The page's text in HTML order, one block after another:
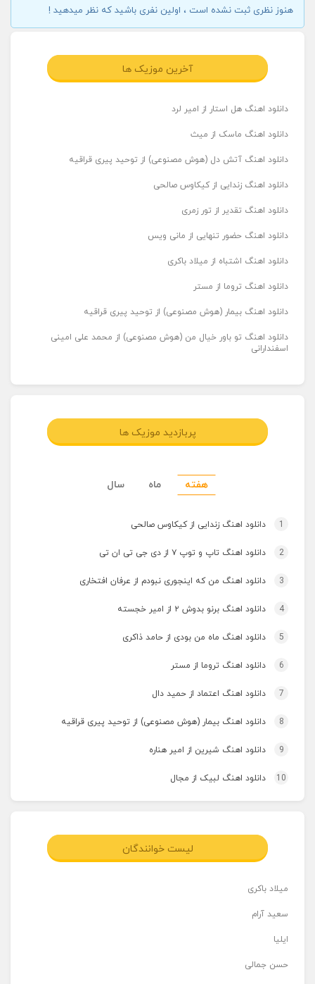
هنوز نظری ثبت نشده است ، اولین نفری باشید که نظر میدهید !
آخرین موزیک ها
دانلود اهنگ هل استار از امیر لرد
دانلود اهنگ ماسک از میث
دانلود اهنگ آتش دل (هوش مصنوعی) از توحید پیری قراقیه
دانلود اهنگ زندایی از کیکاوس صالحی
دانلود اهنگ تقدیر از تور زمری
دانلود اهنگ حضور تنهایی از مانی ویس
دانلود اهنگ اشتباه از میلاد باکری
دانلود اهنگ تروما از مستر
دانلود اهنگ بیمار (هوش مصنوعی) از توحید پیری قراقیه
دانلود اهنگ تو باور خیال من (هوش مصنوعی) از محمد علی امینی
اسفندارانی
پربازدید موزیک ها
هفته ماه سال
1 دانلود اهنگ زندایی از کیکاوس صالحی
2 دانلود اهنگ تاپ و توپ ۷ از دی جی تی ان تی
3 دانلود اهنگ من که اینجوری نبودم از عرفان افتخاری
4 دانلود اهنگ برنو بدوش ۲ از امیر خجسته
5 دانلود اهنگ ماه من بودی از حامد ذاکری
6 دانلود اهنگ تروما از مستر
7 دانلود اهنگ اعتماد از حمید دال
8 دانلود اهنگ بیمار (هوش مصنوعی) از توحید پیری قراقیه
9 دانلود اهنگ شیرین از امیر هناره
10 دانلود اهنگ لبیک از مجال
لیست خوانندگان
میلاد باکری
سعید آرام
ایلیا
حسن جمالی